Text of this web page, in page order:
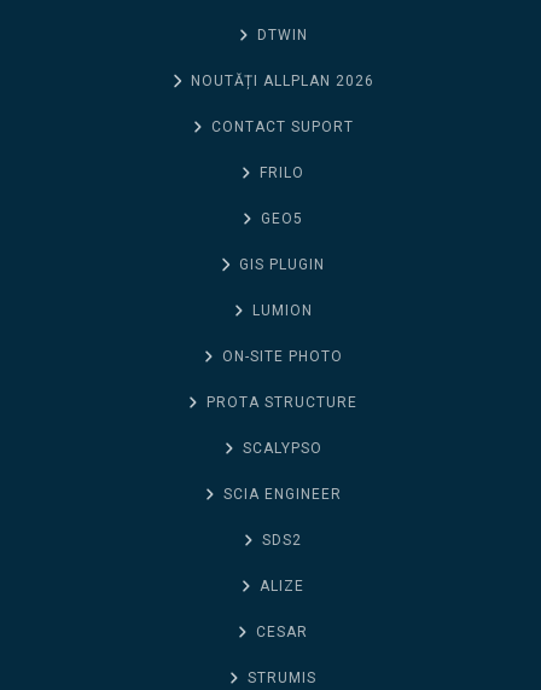
DTWIN
NOUTĂȚI ALLPLAN 2026
CONTACT SUPORT
FRILO
GEO5
GIS PLUGIN
LUMION
ON-SITE PHOTO
PROTA STRUCTURE
SCALYPSO
SCIA ENGINEER
SDS2
ALIZE
CESAR
STRUMIS